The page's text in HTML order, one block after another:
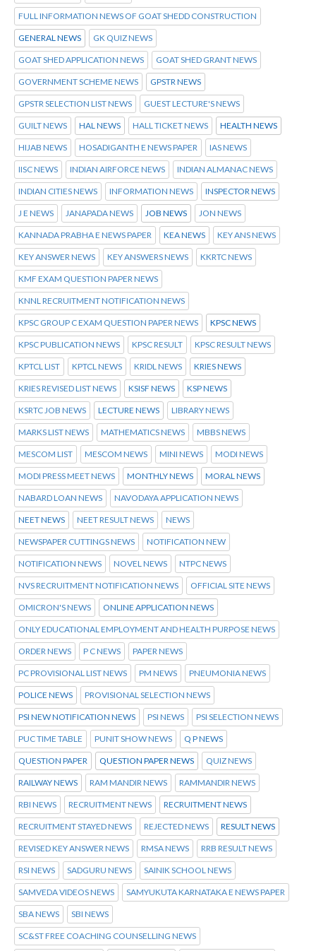
FULL INFORMATION NEWS OF GOAT SHEDD CONSTRUCTION
GENERAL NEWS GK QUIZ NEWS
GOAT SHED APPLICATION NEWS GOAT SHED GRANT NEWS
GOVERNMENT SCHEME NEWS GPSTR NEWS
GPSTR SELECTION LIST NEWS GUEST LECTURE'S NEWS
GUILT NEWS HAL NEWS HALL TICKET NEWS HEALTH NEWS
HIJAB NEWS HOSADIGANTH E NEWS PAPER IAS NEWS
IISC NEWS INDIAN AIRFORCE NEWS INDIAN ALMANAC NEWS
INDIAN CITIES NEWS INFORMATION NEWS INSPECTOR NEWS
J E NEWS JANAPADA NEWS JOB NEWS JON NEWS
KANNADA PRABHA E NEWS PAPER KEA NEWS KEY ANS NEWS
KEY ANSWER NEWS KEY ANSWERS NEWS KKRTC NEWS
KMF EXAM QUESTION PAPER NEWS
KNNL RECRUITMENT NOTIFICATION NEWS
KPSC GROUP C EXAM QUESTION PAPER NEWS KPSC NEWS
KPSC PUBLICATION NEWS KPSC RESULT KPSC RESULT NEWS
KPTCL LIST KPTCL NEWS KRIDL NEWS KRIES NEWS
KRIES REVISED LIST NEWS KSISF NEWS KSP NEWS
KSRTC JOB NEWS LECTURE NEWS LIBRARY NEWS
MARKS LIST NEWS MATHEMATICS NEWS MBBS NEWS
MESCOM LIST MESCOM NEWS MINI NEWS MODI NEWS
MODI PRESS MEET NEWS MONTHLY NEWS MORAL NEWS
NABARD LOAN NEWS NAVODAYA APPLICATION NEWS
NEET NEWS NEET RESULT NEWS NEWS
NEWSPAPER CUTTINGS NEWS NOTIFICATION NEW
NOTIFICATION NEWS NOVEL NEWS NTPC NEWS
NVS RECRUITMENT NOTIFICATION NEWS OFFICIAL SITE NEWS
OMICRON'S NEWS ONLINE APPLICATION NEWS
ONLY EDUCATIONAL EMPLOYMENT AND HEALTH PURPOSE NEWS
ORDER NEWS P C NEWS PAPER NEWS
PC PROVISIONAL LIST NEWS PM NEWS PNEUMONIA NEWS
POLICE NEWS PROVISIONAL SELECTION NEWS
PSI NEW NOTIFICATION NEWS PSI NEWS PSI SELECTION NEWS
PUC TIME TABLE PUNIT SHOW NEWS Q P NEWS
QUESTION PAPER QUESTION PAPER NEWS QUIZ NEWS
RAILWAY NEWS RAM MANDIR NEWS RAMMANDIR NEWS
RBI NEWS RECRUITMENT NEWS RECRUITMENT NEWS
RECRUITMENT STAYED NEWS REJECTED NEWS RESULT NEWS
REVISED KEY ANSWER NEWS RMSA NEWS RRB RESULT NEWS
RSI NEWS SADGURU NEWS SAINIK SCHOOL NEWS
SAMVEDA VIDEOS NEWS SAMYUKUTA KARNATAKA E NEWS PAPER
SBA NEWS SBI NEWS
SC&ST FREE COACHING COUNSELLING NEWS